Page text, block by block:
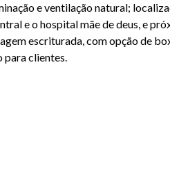
e ventilação natural;
e o hospital mãe de deus, e
escriturada, com opção de
para clientes.